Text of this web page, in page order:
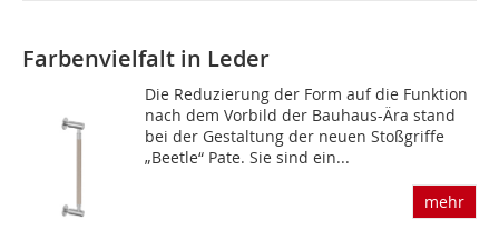
Farbenvielfalt in Leder
Die Reduzierung der Form auf die Funktion
nach dem Vorbild der Bauhaus-Ära stand
bei der Gestaltung der neuen Stoßgriffe
„Beetle“ Pate. Sie sind ein...
mehr